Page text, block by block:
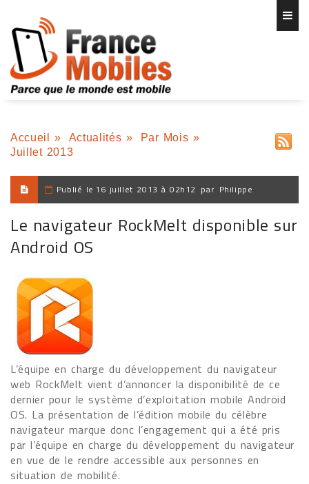
Accueil » Actualités » Par Mois »
Juillet 2013
Publié le 16 juillet 2013 à 02h12 par Philippe
Le navigateur RockMelt disponible sur
Android OS
L’équipe en charge du développement du navigateur
web RockMelt vient d’annoncer la disponibilité de ce
dernier pour le système d’exploitation mobile Android
OS. La présentation de l’édition mobile du célèbre
navigateur marque donc l’engagement qui a été pris
par l’équipe en charge du développement du navigateur
en vue de le rendre accessible aux personnes en
situation de mobilité.